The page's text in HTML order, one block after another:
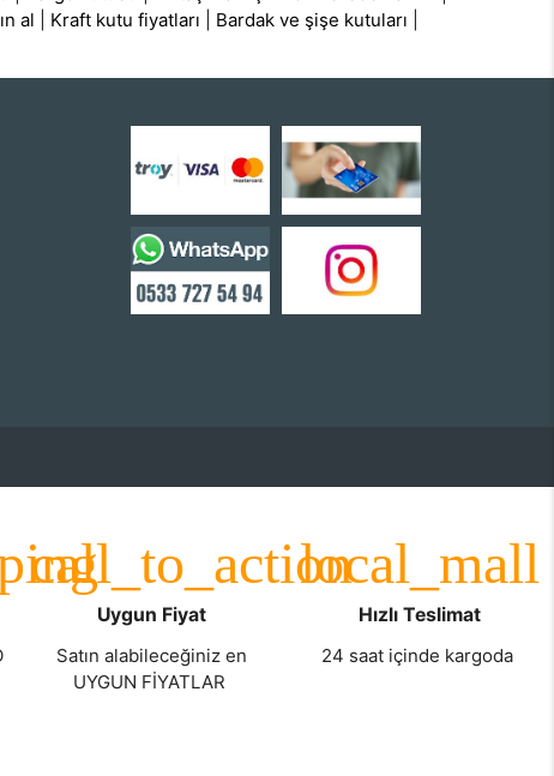
al Kraft kutu fiyatları Bardak ve şişe kutuları
Uygun Fiyat
Satın alabileceğiniz en
UYGUN FİYATLAR
Hızlı Teslimat
24 saat içinde kargoda